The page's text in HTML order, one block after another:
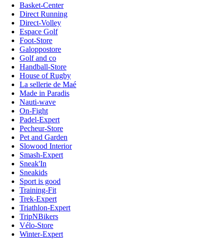
Basket-Center
Direct Running
Direct-Volley
Espace Golf
Foot-Store
Galoppostore
Golf and co
Handball-Store
House of Rugby
La sellerie de Maé
Made in Paradis
Nauti-wave
On-Fight
Padel-Expert
Pecheur-Store
Pet and Garden
Slowood Interior
Smash-Expert
Sneak'In
Sneakids
Sport is good
Training-Fit
Trek-Expert
Triathlon-Expert
TripNBikers
Vélo-Store
Winter-Expert